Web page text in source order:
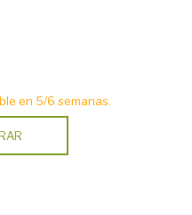
en 5/6 semanas.